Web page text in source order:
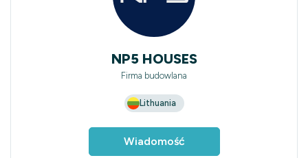
NP5 HOUSES
Firma budowlana
Lithuania
Wiadomość